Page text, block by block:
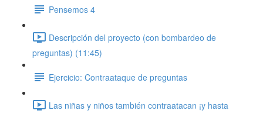
Pensemos 4
Descripción del proyecto (con bombardeo de
preguntas) (11:45)
Ejercicio: Contraataque de preguntas
Las niñas y niños también contraatacan ¡y hasta